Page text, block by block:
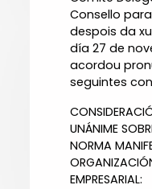
Consello
despois da
día 27 de
acordou
seguintes
UNÁNIME
NORMA
EMPRESARIAL: